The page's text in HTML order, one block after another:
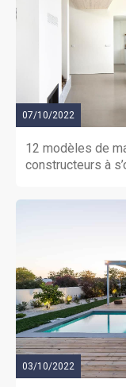
Cestas Gazinet,
07/10/2022
12 modèles de
constructeurs à
03/10/2022